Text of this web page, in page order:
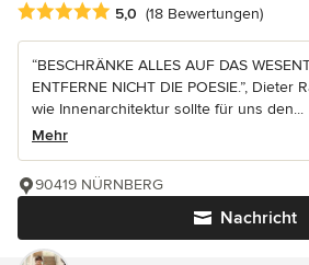
Durchschnittliche Bewertung: 5 von 5
5,0 (18 Bewertungen)
“BESCHRÄNKE ALLES AUF DAS
ENTFERNE NICHT DIE POESIE.”, Dieter
wie Innenarchitektur sollte für uns den...
Mehr
Nachricht
90419 NÜRNBERG